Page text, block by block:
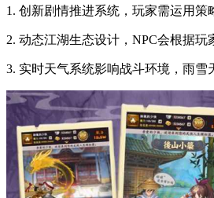
1. 创新剧情推进系统，玩家需运用
2. 动态江湖生态设计，NPC会根据
3. 实时天气系统影响战斗环境，雨雪